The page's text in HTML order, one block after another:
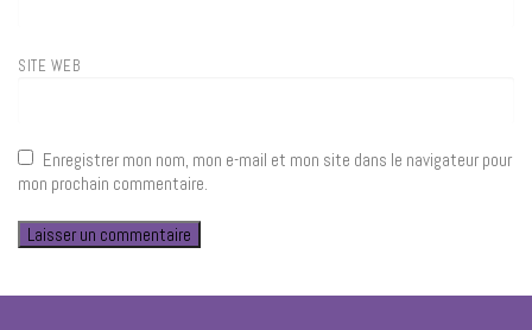
SITE WEB
Enregistrer mon nom, mon e-mail et mon site dans le navigateur pour
mon prochain commentaire.